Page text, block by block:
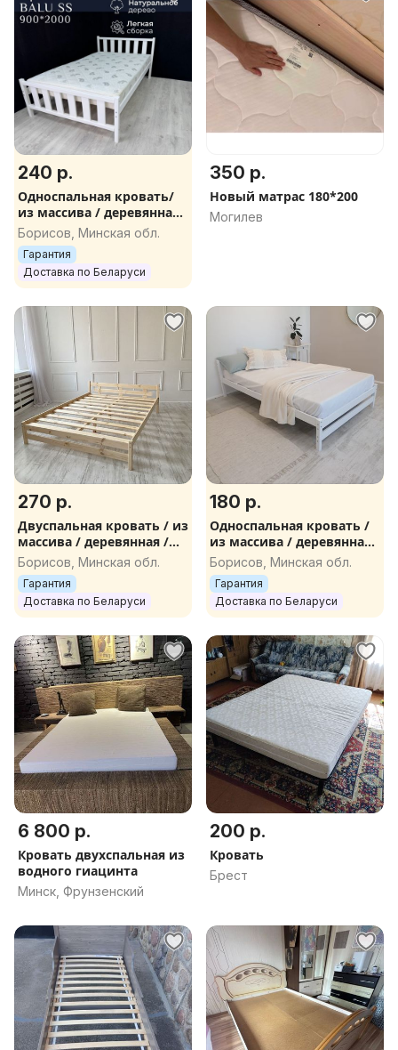
240 р.
Односпальная кровать/
из массива / деревянная /
доставка
Борисов, Минская обл.
Гарантия
Доставка по Беларуси
350 р.
Новый матрас 180*200
Могилев
270 р.
Двуспальная кровать / из
массива / деревянная /
доставка
Борисов, Минская обл.
Гарантия
Доставка по Беларуси
180 р.
Односпальная кровать /
из массива / деревянная /
доставка
Борисов, Минская обл.
Гарантия
Доставка по Беларуси
6 800 р.
Кровать двухспальная из
водного гиацинта
Минск, Фрунзенский
200 р.
Кровать
Брест